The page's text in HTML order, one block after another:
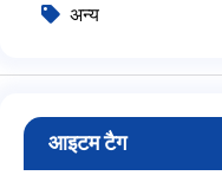
अन्य
आइटम टैग